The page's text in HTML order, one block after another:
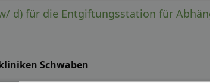
d) für die Entgiftungsstation für
Schwaben